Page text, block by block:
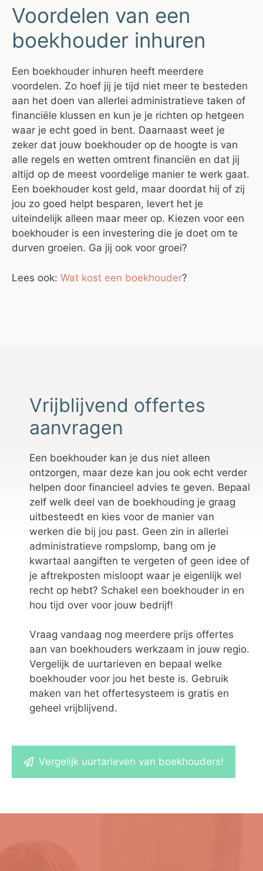
Voordelen van een
boekhouder inhuren
Een boekhouder inhuren heeft meerdere
voordelen. Zo hoef jij je tijd niet meer te besteden
aan het doen van allerlei administratieve taken of
financiële klussen en kun je je richten op hetgeen
waar je echt goed in bent. Daarnaast weet je
zeker dat jouw boekhouder op de hoogte is van
alle regels en wetten omtrent financiën en dat jij
altijd op de meest voordelige manier te werk gaat.
Een boekhouder kost geld, maar doordat hij of zij
jou zo goed helpt besparen, levert het je
uiteindelijk alleen maar meer op. Kiezen voor een
boekhouder is een investering die je doet om te
durven groeien. Ga jij ook voor groei?
Lees ook: Wat kost een boekhouder?
Vrijblijvend offertes
aanvragen
Een boekhouder kan je dus niet alleen
ontzorgen, maar deze kan jou ook echt verder
helpen door financieel advies te geven. Bepaal
zelf welk deel van de boekhouding je graag
uitbesteedt en kies voor de manier van
werken die bij jou past. Geen zin in allerlei
administratieve rompslomp, bang om je
kwartaal aangiften te vergeten of geen idee of
je aftrekposten misloopt waar je eigenlijk wel
recht op hebt? Schakel een boekhouder in en
hou tijd over voor jouw bedrijf!
Vraag vandaag nog meerdere prijs offertes
aan van boekhouders werkzaam in jouw regio.
Vergelijk de uurtarieven en bepaal welke
boekhouder voor jou het beste is. Gebruik
maken van het offertesysteem is gratis en
geheel vrijblijvend.
Vergelijk uurtarieven van boekhouders!